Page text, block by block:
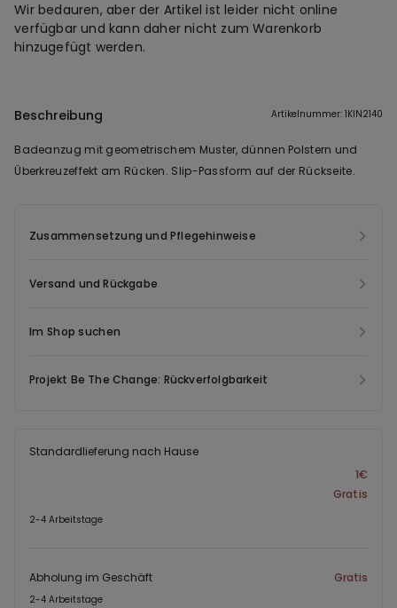
Wir bedauren, aber der Artikel ist leider nicht online
verfügbar und kann daher nicht zum Warenkorb
hinzugefügt werden.
Beschreibung Artikelnummer: 1KIN2140
Badeanzug mit geometrischem Muster, dünnen Polstern und
Überkreuzeffekt am Rücken. Slip-Passform auf der Rückseite.
Zusammensetzung und Pflegehinweise
Versand und Rückgabe
Im Shop suchen
Projekt Be The Change: Rückverfolgbarkeit
Standardlieferung nach Hause
1€
Gratis
2-4 Arbeitstage
Abholung im Geschäft Gratis
2-4 Arbeitstage